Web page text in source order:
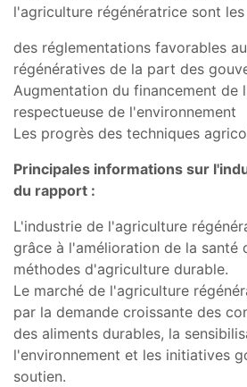
l'agriculture régénératrice sont les
des réglementations favorables
régénératives de la part des
Augmentation du financement de
respectueuse de l'environnement
Les progrès des techniques
Principales informations sur
du rapport :
L'industrie de l'agriculture
grâce à l'amélioration de la santé
méthodes d'agriculture durable.
Le marché de l'agriculture
par la demande croissante des
des aliments durables, la
l'environnement et les initiatives
soutien.